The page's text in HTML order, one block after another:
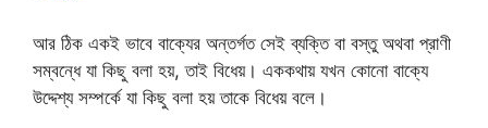
আর ঠিক একই ভাবে বাক্যের অন্তর্গত সেই ব্যক্তি বা বস্তু অথবা প্রাণী
সম্বন্ধে যা কিছু বলা হয়, তাই বিধেয়। এককথায় যখন কোনো বাক্যে
উদ্দেশ্য সম্পর্কে যা কিছু বলা হয় তাকে বিধেয় বলে।